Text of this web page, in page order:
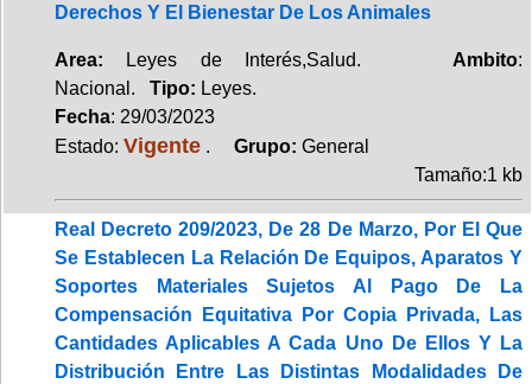
Derechos Y El Bienestar De Los Animales
Area: Leyes de Interés,Salud. Ambito:
Nacional. Tipo: Leyes.
Fecha: 29/03/2023
Estado: Vigente . Grupo: General
Tamaño:1 kb
Real Decreto 209/2023, De 28 De Marzo, Por El Que
Se Establecen La Relación De Equipos, Aparatos Y
Soportes Materiales Sujetos Al Pago De La
Compensación Equitativa Por Copia Privada, Las
Cantidades Aplicables A Cada Uno De Ellos Y La
Distribución Entre Las Distintas Modalidades De